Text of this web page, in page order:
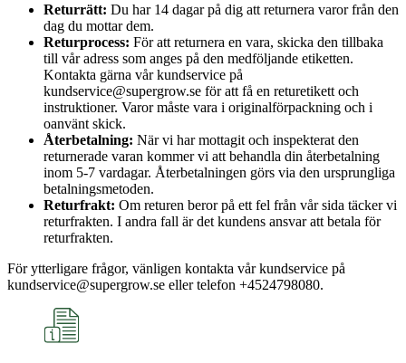
Returrätt: Du har 14 dagar på dig att returnera varor från den
dag du mottar dem.
Returprocess: För att returnera en vara, skicka den tillbaka
till vår adress som anges på den medföljande etiketten.
Kontakta gärna vår kundservice på
kundservice@supergrow.se för att få en returetikett och
instruktioner. Varor måste vara i originalförpackning och i
oanvänt skick.
Återbetalning: När vi har mottagit och inspekterat den
returnerade varan kommer vi att behandla din återbetalning
inom 5-7 vardagar. Återbetalningen görs via den ursprungliga
betalningsmetoden.
Returfrakt: Om returen beror på ett fel från vår sida täcker vi
returfrakten. I andra fall är det kundens ansvar att betala för
returfrakten.
För ytterligare frågor, vänligen kontakta vår kundservice på
kundservice@supergrow.se eller telefon +4524798080.